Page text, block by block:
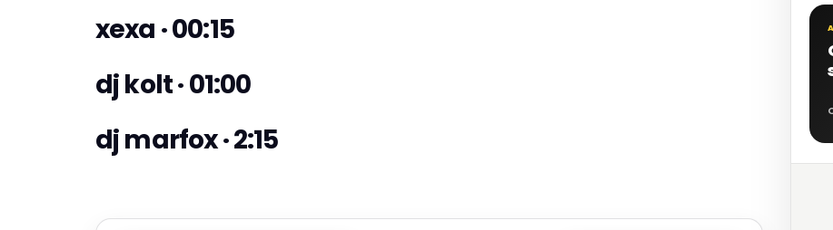
xexa · 00:15
dj kolt · 01:00
dj marfox · 2:15